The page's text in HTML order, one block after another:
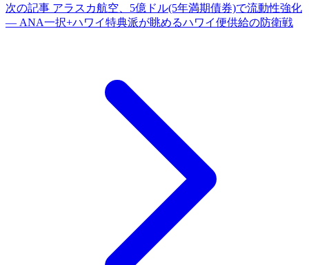
次の記事 アラスカ航空、5億ドル(5年満期債券)で流動性強化
― ANA一択+ハワイ特典派が眺めるハワイ便供給の防衛戦